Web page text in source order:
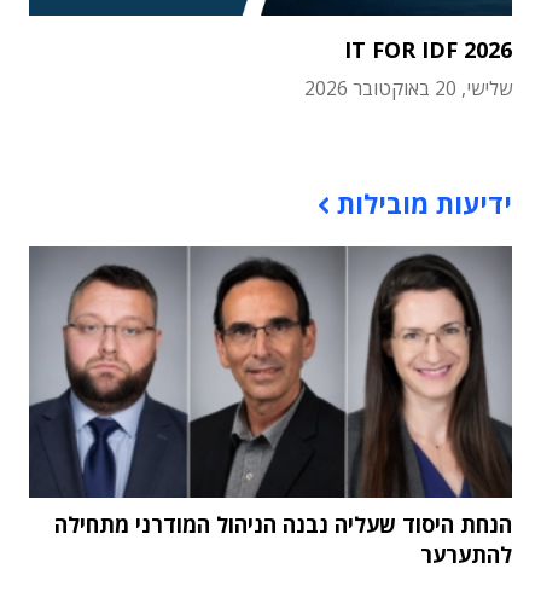
IT FOR IDF 2026
שלישי, 20 באוקטובר 2026
ידיעות מובילות
הנחת היסוד שעליה נבנה הניהול המודרני מתחילה
להתערער